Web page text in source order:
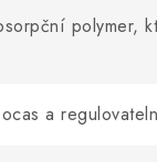
polymer,
a